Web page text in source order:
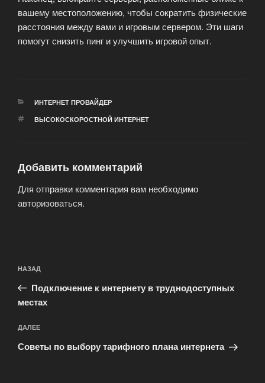
вашему местоположению, чтобы сократить физические
расстояния между вами и игровым сервером. Эти шаги
помогут снизить пинг и улучшить игровой опыт.
РУБРИКИ
ИНТЕРНЕТ ПРОВАЙДЕР
МЕТКИ
ВЫСОКОСКОРОСТНОЙ ИНТЕРНЕТ
Добавить комментарий
Для отправки комментария вам необходимо
авторизоваться.
по
записям
Предыдущая
запись:
НАЗАД
Подключение к интернету в труднодоступных
местах
Следующая
запись
ДАЛЕЕ
Советы по выбору тарифного плана интернета